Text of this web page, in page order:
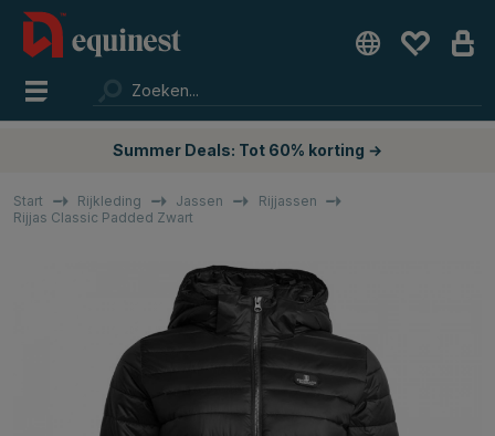
Summer Deals: Tot 60% korting →
Start Rijkleding Jassen
Rijjassen
Rijjas Classic Padded Zwart